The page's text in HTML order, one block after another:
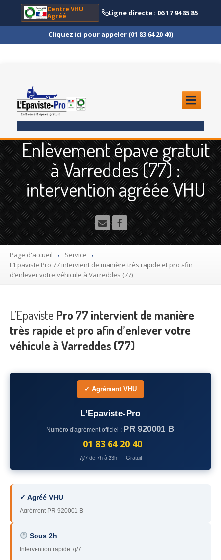
Centre VHU
Agréé
Ligne directe : 06 17 94 85 85
Cliquez ici pour appeler (01 83 64 20 40)
ENLÈVEMENTÉPAVE
Quoi ?
Scooteret Moto
Camion
et Poids Lourd
Utilitaire
Démolisseuragrée VHU gratuit
Mettreà la casse sa voiture
Recyclagevoiture usagée gratuit
Destructionde voiture agréé
Epaviste Gratuit
Rachatvoiture accidentée
– Seine-et-Marne
– Yvelines
92– Hauts-de-Seine
93 – Seine-Saint-Denis
94– Val-de-Marne
95 – Val d’Oise
– Essonne
Enlèvement épave gratuit
à Varreddes (77) :
intervention agréée VHU
Page d'accueil
Service
L’Epaviste Pro 77 intervient de manière très rapide et pro afin
d’enlever votre véhicule à Varreddes (77)
L’Epaviste Pro 77 intervient de manière
très rapide et pro afin d’enlever votre
véhicule à Varreddes (77)
✓ Agrément VHU
L’Epaviste-Pro
Numéro d’agrément officiel : PR 920001 B
01 83 64 20 40
7j/7 de 7h à 23h — Gratuit
✓ Agréé VHU
Agrément PR 920001 B
Sous 2h
Intervention rapide 7j/7